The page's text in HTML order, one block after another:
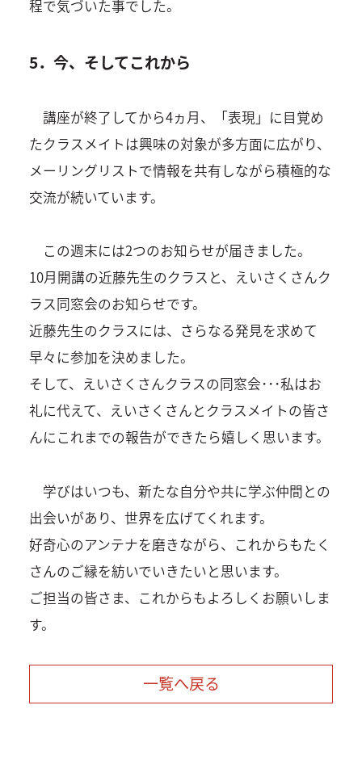
程で気づいた事でした。
5．今、そしてこれから
講座が終了してから4ヵ月、「表現」に目覚め
たクラスメイトは興味の対象が多方面に広がり、
メーリングリストで情報を共有しながら積極的な
交流が続いています。
この週末には2つのお知らせが届きました。
10月開講の近藤先生のクラスと、えいさくさんク
ラス同窓会のお知らせです。
近藤先生のクラスには、さらなる発見を求めて
早々に参加を決めました。
そして、えいさくさんクラスの同窓会･･･私はお
礼に代えて、えいさくさんとクラスメイトの皆さ
んにこれまでの報告ができたら嬉しく思います。
学びはいつも、新たな自分や共に学ぶ仲間との
出会いがあり、世界を広げてくれます。
好奇心のアンテナを磨きながら、これからもたく
さんのご縁を紡いでいきたいと思います。
ご担当の皆さま、これからもよろしくお願いしま
す。
一覧へ戻る